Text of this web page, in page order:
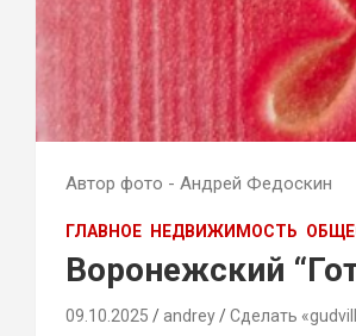
Автор фото - Андрей Федоскин
ГЛАВНОЕ НЕДВИЖИМОСТЬ
Воронежский
09.10.2025 andrey Сделать